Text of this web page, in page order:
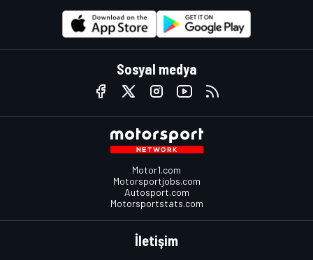
Sosyal medya
Motor1.com
Motorsportjobs.com
Autosport.com
Motorsportstats.com
İletişim